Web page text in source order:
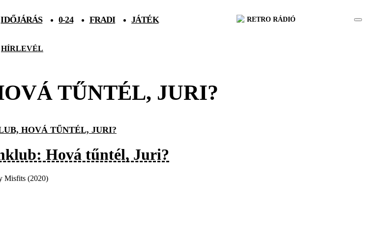
IDŐJÁRÁS 0-24 FRADI JÁTÉK RETRO RÁDIÓ
HÍRLEVÉL
TŰNTÉL, JURI?
HOVÁ TŰNTÉL, JURI?
Hová tűntél, Juri?
Misfits (2020)